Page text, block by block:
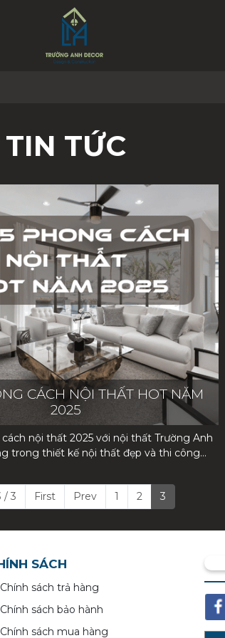
TIN TỨC
CÁCH NỘI THẤT HOT NĂM
2025
nội thất 2025 với nội thất Trường Anh
trong thiết kế nội thất đẹp và thi công
cấp đến thiết kế nội thất bền vững và
hiện đại, chúng tôi mang đến không
phù hợp với mọi nhu cầu. Đặc biệt, thiết
của chúng tôi giúp gia đình bạn đón
nội thất Trường Anh cam kết biến ý
/ 3 First Prev 1 2 3
SÁCH
Chính sách trả hàng
Chính sách bảo hành
Chính sách mua hàng